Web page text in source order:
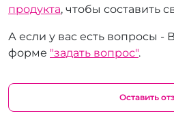
продукта, чтобы составить
А если у вас есть вопросы -
форме "задать вопрос".
Оставить